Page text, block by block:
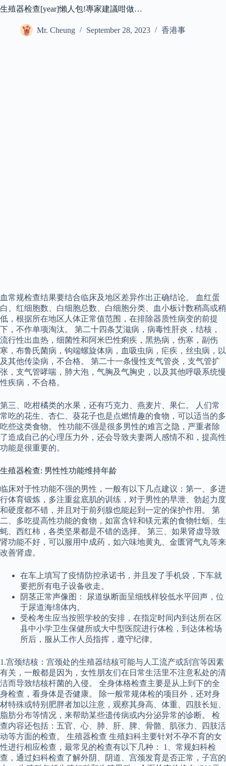
生殖器检查[year]懶人包!專家建議咁做…
Mr. Cheung September 28, 2023 香港事
血常规检查结果要结合临床及地区差异作出正确结论。 血红蛋
白、红细胞数、白细胞总数、白细胞分类、血小板计数稍高或稍
低，根据所在地区人体正常值范围，在排除器质性病变的前提
下，不作单项淘汰。 第二十四条艾滋病，病毒性肝炎，结核，
流行性出血热，细菌性和阿米巴性痢疾，黑热病，伤寒，副伤
寒，布鲁氏菌病，钩端螺旋体病，血吸虫病，疟疾，丝虫病，以
及其他传染病，不合格。 第二十一条慢性支气管炎，支气管扩
张，支气管哮喘，肺大泡，气胸及气胸史，以及其他呼吸系统慢
性疾病，不合格。
第三、吃柑橘类的水果，还有巧克力、燕麦片、果仁。 人们常
常吃的花生、杏仁、葵花子也是点燃情趣的食物，可以适当的多
吃些这类食物。 性功能不强是很多男性的难言之隐，严重者除
了造成自己的心理压力外，还会导致夫妻两人感情不和，提高性
功能是很重要的。
生殖器检查: 男性性功能维持年龄
临床对于性功能不强的男性，一般有以下几点建议：第一、多进
行体育锻炼，多注重盆底肌的训练，对于男性的早泄、勃起力度
和硬度都不错，并且对于前列腺也能起到一定的保护作用。 第
二、多吃提高性功能的食物，如富含锌和镁元素的食物牡蛎、生
蚝、西红柿，各类坚果都是不错的选择。 第三、如果肾虚导致
肾功能不好，可以服用中成药，如六味地黄丸、金匮肾气丸等来
改善肾虚。
在车上填写了疫情防控承诺书，并且发了手机袋，下车就
要把所有电子设备收走。
阴茎正常声像图： 尿道纵断面呈细线样较低水平回声，位
于尿道海绵体内。
受检考生应当按照学校的安排，在指定时间内到达所在区
县中小学卫生保健所或大中型医院进行体检，到达体检场
所后，服从工作人员指挥，遵守纪律。
1.宫颈结核：宫颈处的生殖器结核可能与人工流产或刮宫等因素
有关，一般都是因为，女性朋友们在日常生活里不注意私处的清
洁而导致结核杆菌的入侵。 全身体格检查主要是从上到下的全
身检查，看身体是否健康。 除一般常规体检的项目外，还对身
材特殊或特别肥胖者加以注意，观察其身高、体重、四肢长短、
脂肪分布等情况，来帮助某些遗传病或内分泌异常的诊断。 检
查内容还包括：五官、心、肺、肝、脾、骨骼、肌张力、四肢活
动等方面的检查。 生殖器检查 生殖妇科主要针对不孕不育的女
性进行相应检查，最常见的检查有以下几种： 1、常规妇科检
查，通过妇科检查了解外阴、阴道、宫颈发育是否正常，子宫的